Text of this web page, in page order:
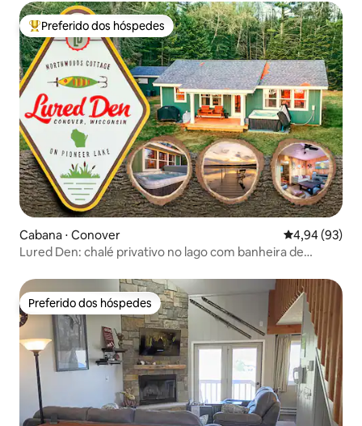
Entre os melhores preferidos dos hóspedes
Preferido dos hóspedes
Cabana ⋅ Conover 4,94 de uma
4,94 (93)
Lured Den: chalé privativo no lago com banheira de
Preferido dos hóspedes
Preferido dos hóspedes